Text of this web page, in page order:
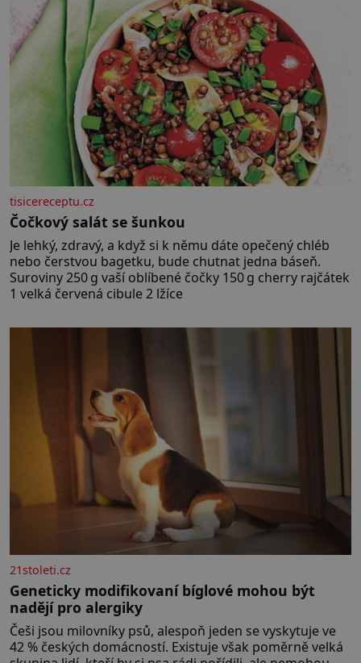
tisicereceptu.cz
Čočkový salát se šunkou
Je lehký, zdravý, a když si k němu dáte opečený chléb
nebo čerstvou bagetku, bude chutnat jedna báseň.
Suroviny 250 g vaší oblíbené čočky 150 g cherry rajčátek
1 velká červená cibule 2 lžíce
21stoleti.cz
Geneticky modifikovaní bíglové mohou být
nadějí pro alergiky
Češi jsou milovníky psů, alespoň jeden se vyskytuje ve
42 % českých domácností. Existuje však poměrně velká